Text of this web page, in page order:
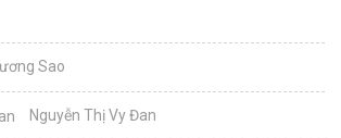
Sao
Nguyễn Thị Vy Đan